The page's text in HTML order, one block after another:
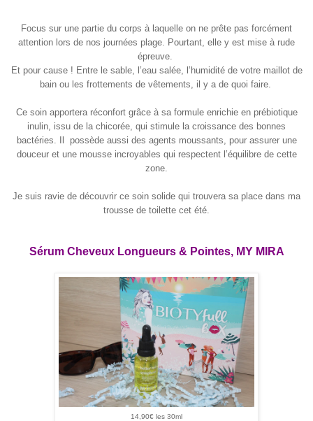
Focus sur une partie du corps à laquelle on ne prête pas forcément
attention lors de nos journées plage. Pourtant, elle y est mise à rude
épreuve.
Et pour cause ! Entre le sable, l’eau salée, l’humidité de votre maillot de
bain ou les frottements de vêtements, il y a de quoi faire.
Ce soin apportera réconfort grâce à sa formule enrichie en prébiotique
inulin, issu de la chicorée, qui stimule la croissance des bonnes
bactéries. Il possède aussi des agents moussants, pour assurer une
douceur et une mousse incroyables qui respectent l’équilibre de cette
zone.
Je suis ravie de découvrir ce soin solide qui trouvera sa place dans ma
trousse de toilette cet été.
Sérum Cheveux Longueurs & Pointes, MY MIRA
14,90€ les 30ml